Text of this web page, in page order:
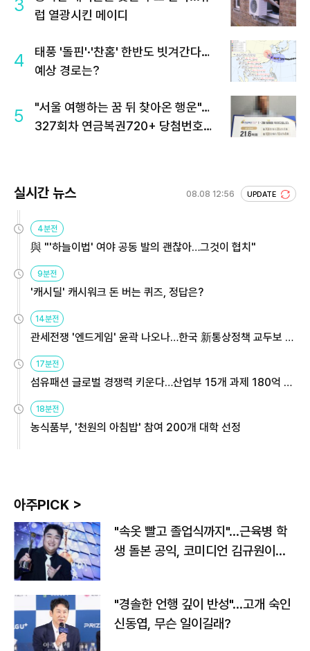
3
럽 열광시킨 메이디
4
태풍 '돌핀'·'찬홈' 한반도 빗겨간다…
예상 경로는?
5
"서울 여행하는 꿈 뒤 찾아온 행운"…
327회차 연금복권720+ 당첨번호조
실시간 뉴스 08.08 12:56 UPDATE
4분전
與 "'하늘이법' 여야 공동 발의 괜찮아…그것이 협치"
9분전
'캐시딜' 캐시워크 돈 버는 퀴즈, 정답은?
14분전
관세전쟁 '엔드게임' 윤곽 나오나…한국 新통상정책 교두보 활
17분전
섬유패션 글로벌 경쟁력 키운다…산업부 15개 과제 180억 지
18분전
농식품부, '천원의 아침밥' 참여 200개 대학 선정
아주PICK >
"속옷 빨고 졸업식까지"…근육병 학
생 돌본 공익, 코미디언 김규원이었
"경솔한 언행 깊이 반성"…고개 숙인
신동엽, 무슨 일이길래?